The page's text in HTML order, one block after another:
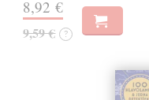
8,92 €
9,59 € ?